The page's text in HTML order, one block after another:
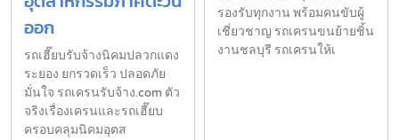
ออก
รถเฮี๊ยบรับจ้างนิคมปลวกแดง
ระยอง ยกรวดเร็ว ปลอดภัย
มั่นใจ รถเครนรับจ้าง.com ตัว
จริงเรื่องเครนและรถเฮี๊ยบ
ครอบคลุมนิคมอุตส
รองรับทุกงาน พร้อมคนขับผู้
เชี่ยวชาญ รถเครนขนย้ายชิ้น
งานชลบุรี รถเครนให้เ